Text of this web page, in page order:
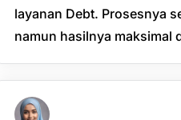
layanan Debt. Prosesnya
namun hasilnya maksimal